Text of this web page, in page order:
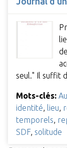
seul." Il suffit
Mots-clés:
identité
lieu
temporels
SDF, solitude